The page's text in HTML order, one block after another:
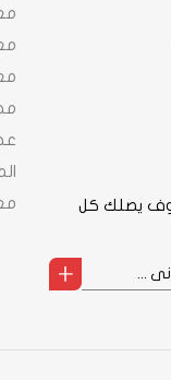
يصلك كل